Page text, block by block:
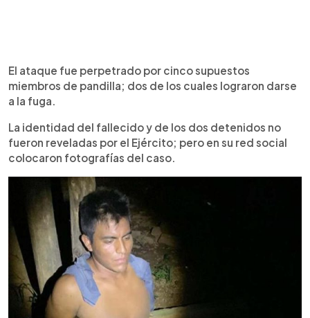
El ataque fue perpetrado por cinco supuestos
miembros de pandilla; dos de los cuales lograron darse
a la fuga.
La identidad del fallecido y de los dos detenidos no
fueron reveladas por el Ejército; pero en su red social
colocaron fotografías del caso.